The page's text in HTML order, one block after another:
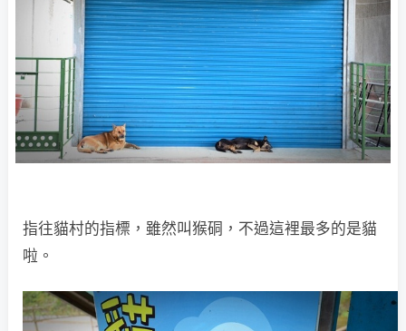
指往貓村的指標，雖然叫猴硐，不過這裡最多的是貓
啦。